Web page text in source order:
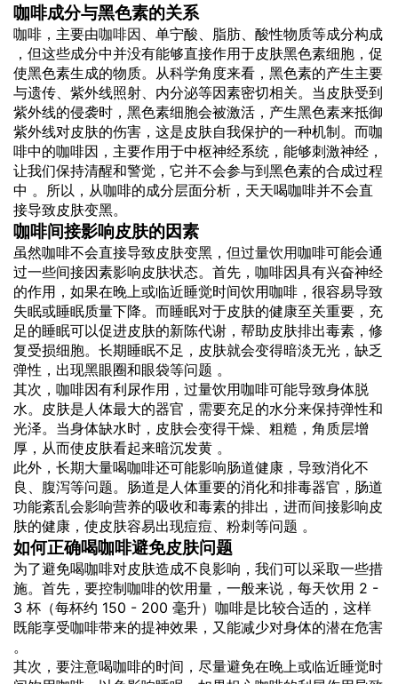
咖啡成分与黑色素的关系
咖啡，主要由咖啡因、单宁酸、脂肪、酸性物质等成分构成
，但这些成分中并没有能够直接作用于皮肤黑色素细胞，促
使黑色素生成的物质。从科学角度来看，黑色素的产生主要
与遗传、紫外线照射、内分泌等因素密切相关。当皮肤受到
紫外线的侵袭时，黑色素细胞会被激活，产生黑色素来抵御
紫外线对皮肤的伤害，这是皮肤自我保护的一种机制。而咖
啡中的咖啡因，主要作用于中枢神经系统，能够刺激神经，
让我们保持清醒和警觉，它并不会参与到黑色素的合成过程
中 。所以，从咖啡的成分层面分析，天天喝咖啡并不会直
接导致皮肤变黑。
咖啡间接影响皮肤的因素
虽然咖啡不会直接导致皮肤变黑，但过量饮用咖啡可能会通
过一些间接因素影响皮肤状态。首先，咖啡因具有兴奋神经
的作用，如果在晚上或临近睡觉时间饮用咖啡，很容易导致
失眠或睡眠质量下降。而睡眠对于皮肤的健康至关重要，充
足的睡眠可以促进皮肤的新陈代谢，帮助皮肤排出毒素，修
复受损细胞。长期睡眠不足，皮肤就会变得暗淡无光，缺乏
弹性，出现黑眼圈和眼袋等问题 。
其次，咖啡因有利尿作用，过量饮用咖啡可能导致身体脱
水。皮肤是人体最大的器官，需要充足的水分来保持弹性和
光泽。当身体缺水时，皮肤会变得干燥、粗糙，角质层增
厚，从而使皮肤看起来暗沉发黄 。
此外，长期大量喝咖啡还可能影响肠道健康，导致消化不
良、腹泻等问题。肠道是人体重要的消化和排毒器官，肠道
功能紊乱会影响营养的吸收和毒素的排出，进而间接影响皮
肤的健康，使皮肤容易出现痘痘、粉刺等问题 。
如何正确喝咖啡避免皮肤问题
为了避免喝咖啡对皮肤造成不良影响，我们可以采取一些措
施。首先，要控制咖啡的饮用量，一般来说，每天饮用 2 -
3 杯（每杯约 150 - 200 毫升）咖啡是比较合适的，这样
既能享受咖啡带来的提神效果，又能减少对身体的潜在危害
。
其次，要注意喝咖啡的时间，尽量避免在晚上或临近睡觉时